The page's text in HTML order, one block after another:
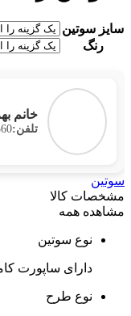
سایز سوتین
رنگ
خانم
تلفن:
سوتین
مشخصات کالا
مشاهده همه
نوع سوتین
دارای ساپورت
نوع طرح